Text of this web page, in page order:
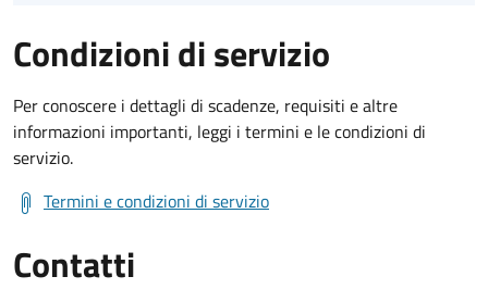
Condizioni di servizio
Per conoscere i dettagli di scadenze, requisiti e altre
informazioni importanti, leggi i termini e le condizioni di
servizio.
Termini e condizioni di servizio
Contatti